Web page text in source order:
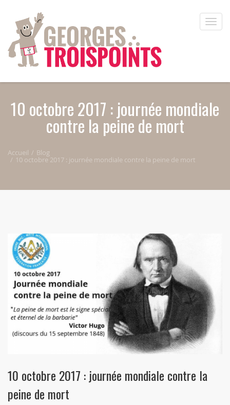
Toggle
10 octobre 2017 : journée mondiale
contre la peine de mort
Accueil Blog
10 octobre 2017 : journée mondiale contre la peine de mort
10 octobre 2017 : journée mondiale contre la
peine de mort